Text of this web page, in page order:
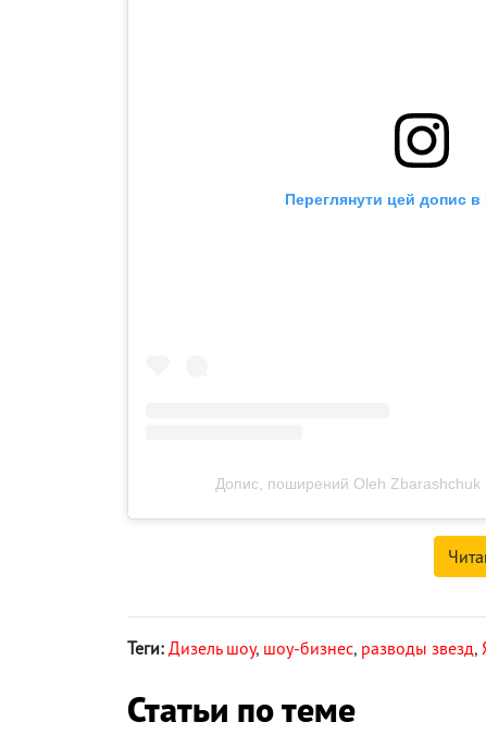
Переглянути цей допис в
Допис, поширений Oleh Zbarashchuk
Теги: Дизель шоу, шоу-бизнес, разводы звезд,
Статьи по теме